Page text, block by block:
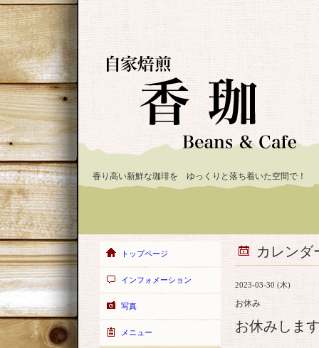
香り高い新鮮な珈琲を ゆっくりと落ち着いた空間で！
カレンダ
2023-03-30 (木)
お休み
お休みしま
トップページ
インフォメーション
写真
メニュー